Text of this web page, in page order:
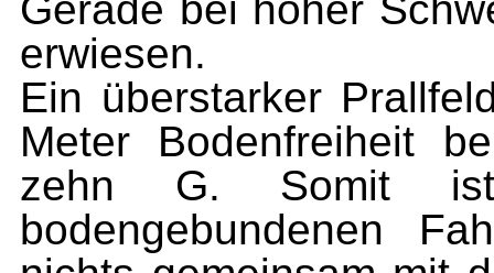
erwiesen.
Ein überstarker
Meter Bodenfreiheit
zehn G. Somit
bodengebundenen